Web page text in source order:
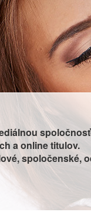
a online titulov.
spoločenské,